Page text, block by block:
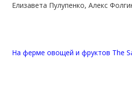
Елизавета Пулупенко, Алекс
На ферме овощей и фруктов The